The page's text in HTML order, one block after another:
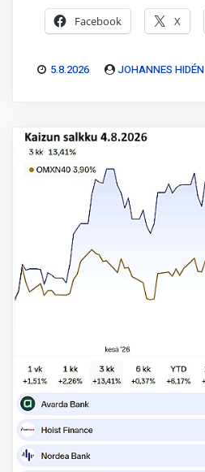
Facebook X
5.8.2026 JOHANNES HIDÉN